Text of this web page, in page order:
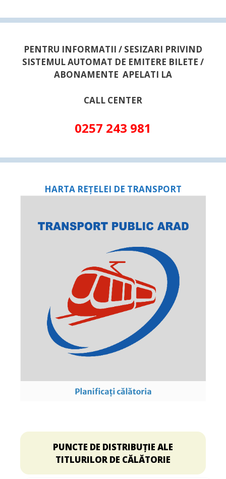
PENTRU INFORMATII / SESIZARI PRIVIND
SISTEMUL AUTOMAT DE EMITERE BILETE /
ABONAMENTE APELATI LA
CALL CENTER
0257 243 981
HARTA REȚELEI DE TRANSPORT
PUNCTE DE DISTRIBUȚIE ALE
TITLURILOR DE CĂLĂTORIE